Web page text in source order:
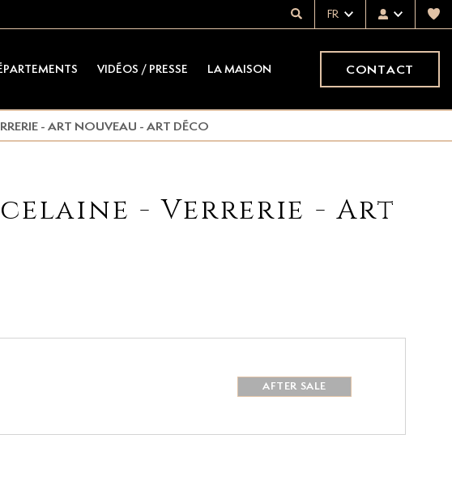
FR
VIDÉOS / PRESSE LA MAISON CONTACT
- ART NOUVEAU - ART DÉCO
- Verrerie - Art
AFTER SALE